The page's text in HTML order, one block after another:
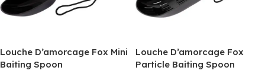
Louche D’amorcage Fox Mini
Baiting Spoon
Louche D’amorcage Fox
Particle Baiting Spoon